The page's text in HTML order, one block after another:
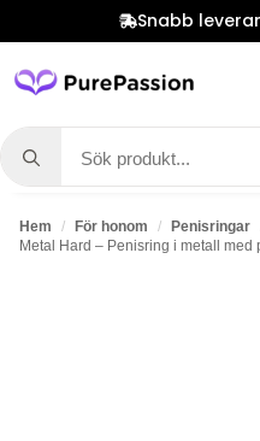
Snabb
Search
for:
Hem För honom Penisringar
Metal Hard – Penisring i metall med